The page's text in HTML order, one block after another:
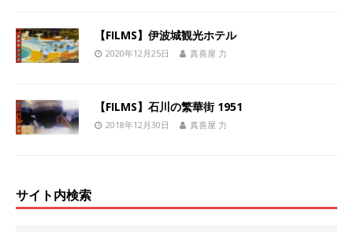
【FILMS】伊波城観光ホテル
2020年12月25日 真喜屋 力
【FILMS】石川の繁華街 1951
2018年12月30日 真喜屋 力
サイト内検索